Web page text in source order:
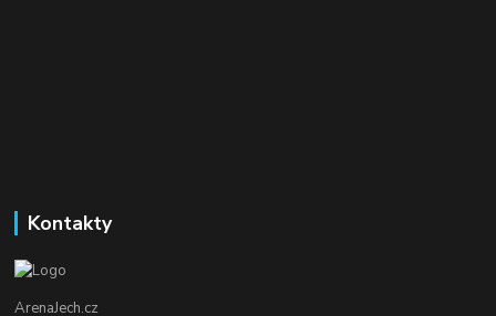
Kontakty
ArenaJech.cz